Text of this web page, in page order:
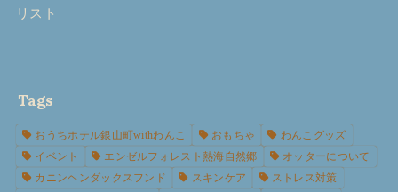
リスト
Tags
おうちホテル銀山町withわんこ おもちゃ
わんこグッズ
イベント
エンゼルフォレスト熱海自然郷
オッターについて
カニンヘンダックスフンド
スキンケア
ストレス対策